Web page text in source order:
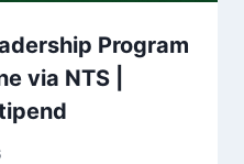
Program
via NTS |